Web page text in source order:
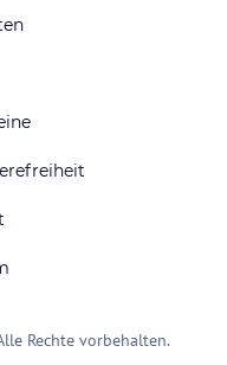
Rechte vorbehalten.